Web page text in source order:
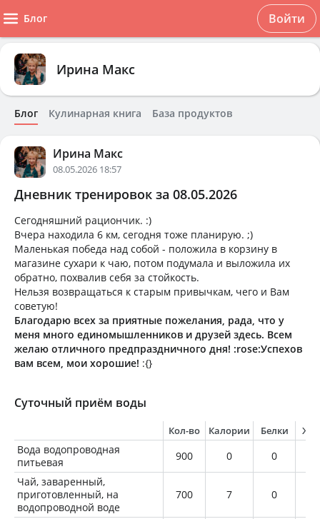
Блог Войти
Ирина Макс
Блог Кулинарная книга База продуктов
Ирина Макс
08.05.2026 18:57
Дневник тренировок за 08.05.2026
Сегодняшний рациончик. :)
Вчера находила 6 км, сегодня тоже планирую. ;)
Маленькая победа над собой - положила в корзину в
магазине сухари к чаю, потом подумала и выложила их
обратно, похвалив себя за стойкость.
Нельзя возвращаться к старым привычкам, чего и Вам
советую!
Благодарю всех за приятные пожелания, рада, что у
меня много единомышленников и друзей здесь. Всем
желаю отличного предпраздничного дня! :rose:Успехов
вам всем, мои хорошие! :{}
Суточный приём воды
Кол-во Калории Белки
Вода водопроводная
питьевая
900 0 0
Чай, заваренный,
приготовленный, на
водопроводной воде
700 7 0